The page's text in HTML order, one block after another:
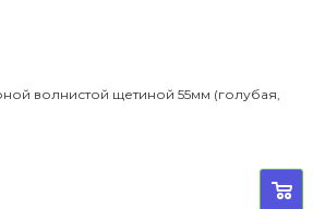
волнистой щетиной 55мм (голубая,